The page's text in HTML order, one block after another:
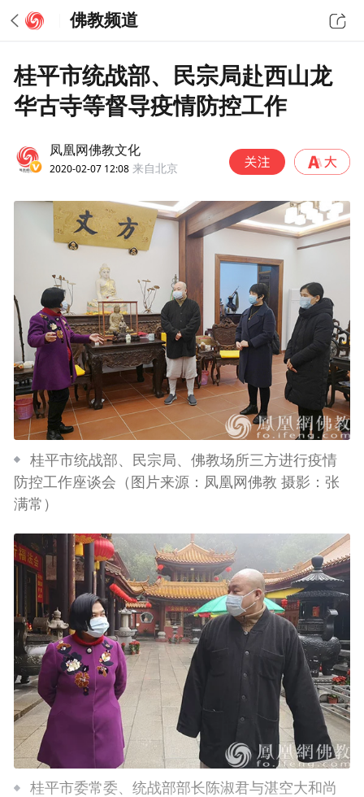
佛教频道
桂平市统战部、民宗局赴西山龙
华古寺等督导疫情防控工作
凤凰网佛教文化
2020-02-07 12:08 来自北京
桂平市统战部、民宗局、佛教场所三方进行疫情
防控工作座谈会（图片来源：凤凰网佛教 摄影：张
满常）
桂平市委常委、统战部部长陈淑君与湛空大和尚